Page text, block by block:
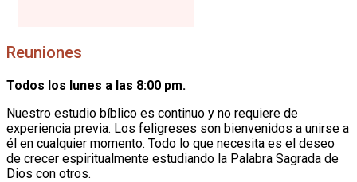
Reuniones
Todos los lunes a las 8:00 pm.
Nuestro estudio bíblico es continuo y no requiere de
experiencia previa. Los feligreses son bienvenidos a unirse a
él en cualquier momento. Todo lo que necesita es el deseo
de crecer espiritualmente estudiando la Palabra Sagrada de
Dios con otros.